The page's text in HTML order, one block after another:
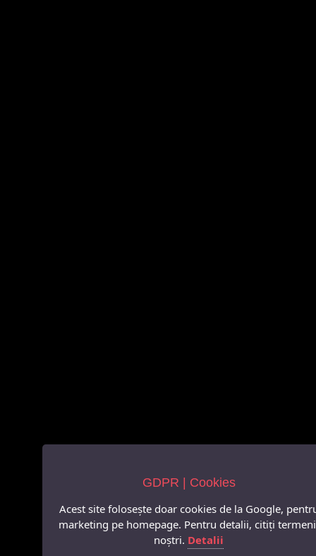
GDPR | Cookies
Acest site folosește doar cookies de la Google,
marketing pe homepage. Pentru detalii, citiți
noștri. Detalii